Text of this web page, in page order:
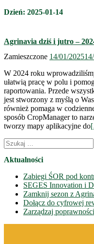
Dzień: 2025-01-14
Agrinavia dziś i jutro –
Zamieszczone 14/01/2025
W 2024 roku
ułatwią pracę w polu i
raportowania. Przede
jest stworzony z myślą o
również pomaga w
sposób CropManager to
tworzy mapy aplikacyjne do
Nawigacja
wpisów
Szukaj:
Aktualności
Zabiegi ŚOR pod
SEGES Innovation i
Zamknij sezon z
Dołącz do cyfrowej
Zarządzaj